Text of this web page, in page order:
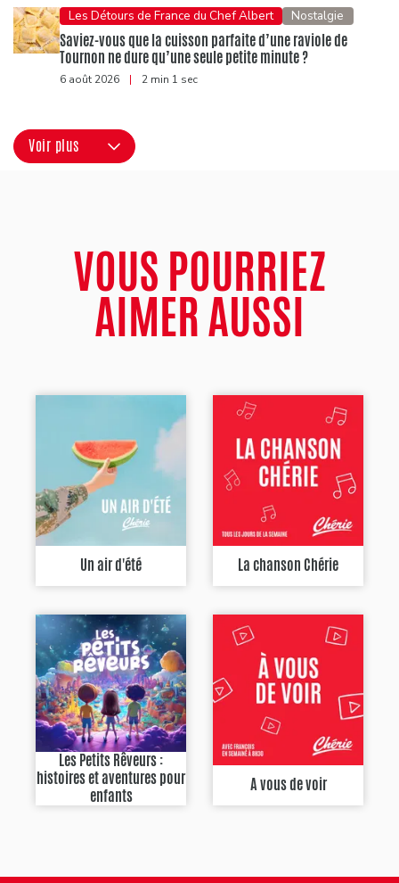
Les Détours de France du Chef Albert Nostalgie
Saviez-vous que la cuisson parfaite d’une raviole de
Tournon ne dure qu’une seule petite minute ?
6 août 2026 | 2 min 1 sec
Voir plus
VOUS POURRIEZ
AIMER AUSSI
Un air d'été La chanson Chérie
Les Petits Rêveurs :
histoires et aventures pour
enfants
A vous de voir